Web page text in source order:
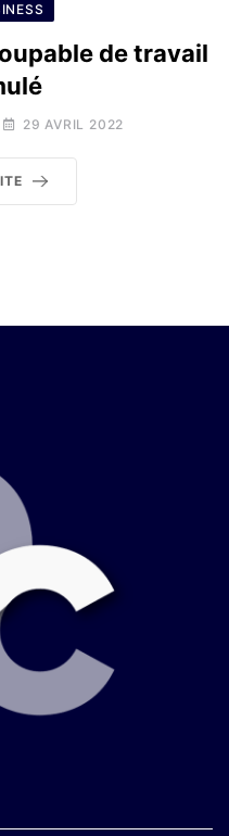
de travail
29 AVRIL 2022